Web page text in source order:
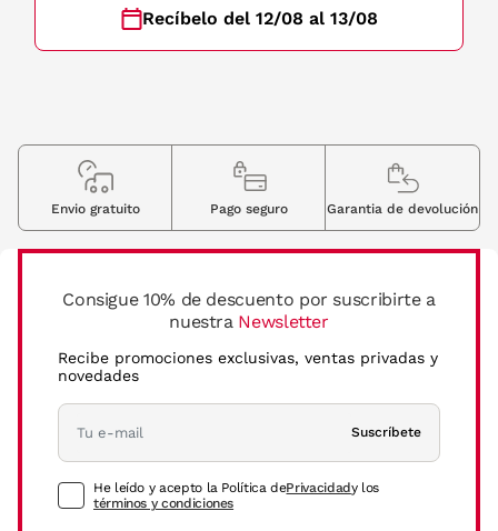
Recíbelo del 12/08 al 13/08
Consigue 10% de descuento por suscribirte a
nuestra Newsletter
Recibe promociones exclusivas, ventas privadas y
novedades
Suscríbete
He leído y acepto la Política dePrivacidady los
términos y condiciones
Envio gratuito Pago seguro Garantia de devolución